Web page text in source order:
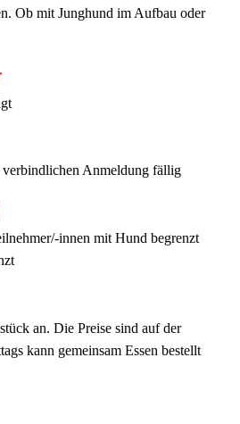
Ob mit Junghund im Aufbau oder
Anmeldung fällig
innen mit Hund begrenzt
an. Die Preise sind auf der
kann gemeinsam Essen bestellt